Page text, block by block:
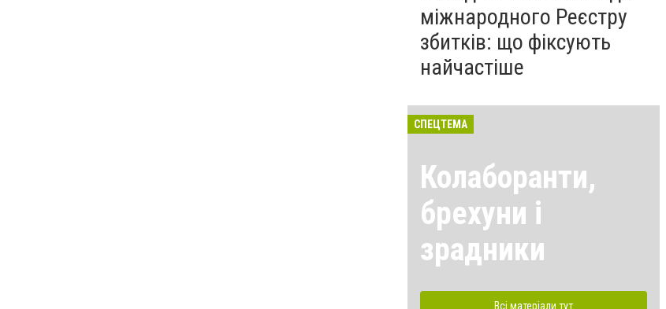
міжнародного Реєстру
збитків: що фіксують
найчастіше
СПЕЦТЕМА
Колаборанти,
брехуни і
зрадники
Всі матеріали тут